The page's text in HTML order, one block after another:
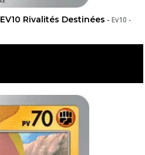
Rivalités Destinées - Ev10 -